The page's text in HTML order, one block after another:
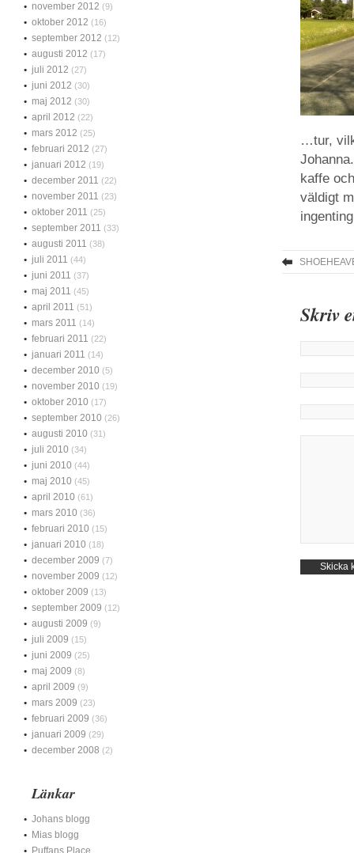
…tur,
kaffe
väldigt
Skriv
november 2012 (9)
oktober 2012 (16)
september 2012 (12)
augusti 2012 (17)
juli 2012 (27)
juni 2012 (30)
maj 2012 (30)
april 2012 (22)
mars 2012 (25)
februari 2012 (27)
januari 2012 (19)
december 2011 (22)
november 2011 (23)
oktober 2011 (25)
september 2011 (33)
augusti 2011 (38)
juli 2011 (44)
juni 2011 (37)
maj 2011 (45)
april 2011 (51)
mars 2011 (14)
februari 2011 (22)
januari 2011 (14)
december 2010 (5)
november 2010 (19)
oktober 2010 (17)
september 2010 (26)
augusti 2010 (31)
juli 2010 (34)
juni 2010 (44)
maj 2010 (45)
april 2010 (61)
mars 2010 (36)
februari 2010 (15)
januari 2010 (18)
december 2009 (7)
november 2009 (12)
oktober 2009 (13)
september 2009 (12)
augusti 2009 (9)
juli 2009 (15)
juni 2009 (25)
maj 2009 (8)
april 2009 (9)
mars 2009 (23)
februari 2009 (36)
januari 2009 (29)
december 2008 (2)
Länkar
Johans blogg
Mias blogg
Puffans Place